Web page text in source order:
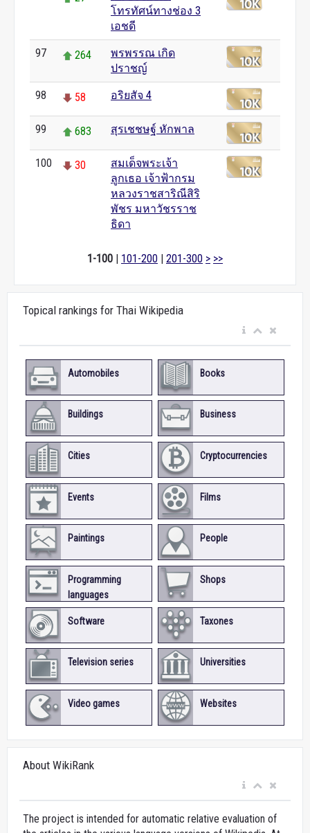
โทรทัศน์ทางช่อง 3
เอชดี
97 264
พรพรรณ เกิด
ปราชญ์
98 58 อริยสัจ 4
99 683 สุรเชชษฐ์ หักพาล
100 30
สมเด็จพระเจ้า
ลูกเธอ เจ้าฟ้ากรม
หลวงราชสาริณีสิริ
พัชร มหาวัชรราช
ธิดา
1-100 | 101-200 | 201-300 > >>
Topical rankings for Thai Wikipedia
Automobiles Books
Buildings Business
Cities Cryptocurrencies
Events Films
Paintings People
Programming
languages
Shops
Software Taxones
Television series Universities
Video games Websites
About WikiRank
The project is intended for automatic relative evaluation of